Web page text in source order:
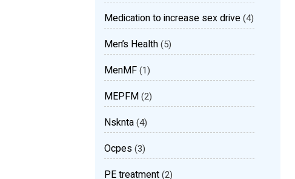
Medication to increase sex drive(4)
Men’s Health(5)
MenMF(1)
MEPFM(2)
Nsknta(4)
Ocpes(3)
PE treatment(2)